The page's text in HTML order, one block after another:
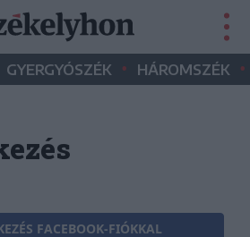
GYERGYÓSZÉK • HÁROMSZÉK •
FACEBOOK-FIÓKKAL